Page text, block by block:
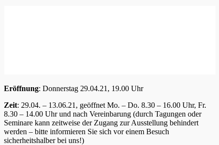
Eröffnung: Donnerstag 29.04.21, 19.00 Uhr
Zeit: 29.04. – 13.06.21, geöffnet Mo. – Do. 8.30 – 16.00 Uhr, Fr.
8.30 – 14.00 Uhr und nach Vereinbarung (durch Tagungen oder
Seminare kann zeitweise der Zugang zur Ausstellung behindert
werden – bitte informieren Sie sich vor einem Besuch
sicherheitshalber bei uns!)